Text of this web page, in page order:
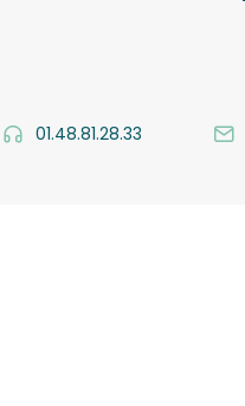
01.48.81.28.33